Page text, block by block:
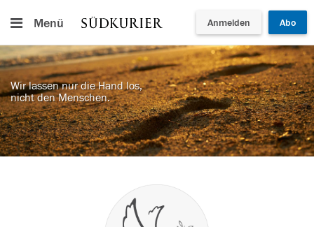
Menü Anmelden Abo
Wir lassen nur die Hand los,
nicht den Menschen.